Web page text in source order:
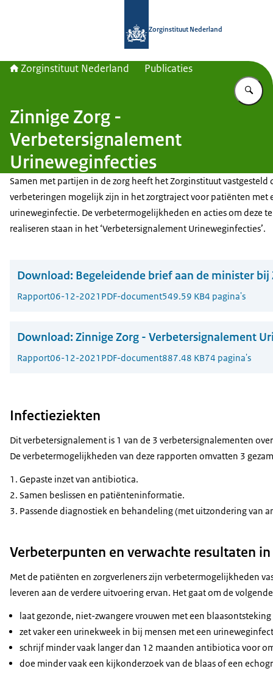
Zorginstituut Nederland
Zorginstituut Nederland Publicaties
Zinnige Zorg -
Verbetersignalement
Urineweginfecties
Samen met partijen in de zorg heeft het Zorginstituut vastgesteld
verbeteringen mogelijk zijn in het zorgtraject voor patiënten met
urineweginfectie. De verbetermogelijkheden en acties om deze te
realiseren staan in het ‘Verbetersignalement Urineweginfecties’.
Download: Begeleidende brief aan de minister
Rapport06-12-2021 PDF-document549.59 KB4 pagina's
Download: Zinnige Zorg - Verbetersignalement
Rapport06-12-2021 PDF-document887.48 KB74 pagina's
Infectieziekten
Dit verbetersignalement is 1 van de 3 verbetersignalementen
De verbetermogelijkheden van deze rapporten omvatten 3
Gepaste inzet van antibiotica.
Samen beslissen en patiënteninformatie.
Passende diagnostiek en behandeling (met uitzondering van
Verbeterpunten en verwachte resultaten
Met de patiënten en zorgverleners zijn verbetermogelijkheden
leveren aan de verdere uitvoering ervan. Het gaat om de
laat gezonde, niet-zwangere vrouwen met een
zet vaker een urinekweek in bij mensen met een
schrijf minder vaak langer dan 12 maanden antibiotica voor
doe minder vaak een kijkonderzoek van de blaas of een